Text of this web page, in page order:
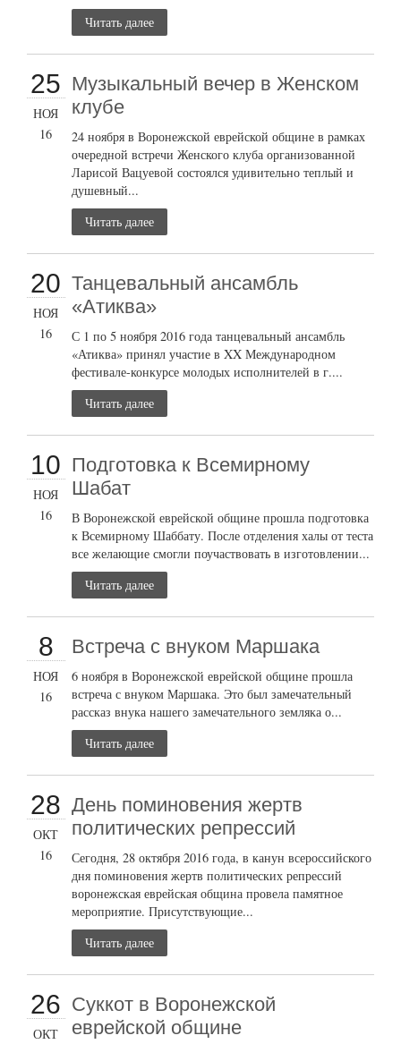
Читать далее
25
НОЯ
16
Музыкальный вечер в Женском
клубе
24 ноября в Воронежской еврейской общине в рамках
очередной встречи Женского клуба организованной
Ларисой Вацуевой состоялся удивительно теплый и
душевный...
Читать далее
20
НОЯ
16
Танцевальный ансамбль
«Атиква»
С 1 по 5 ноября 2016 года танцевальный ансамбль
«Атиква» принял участие в XX Международном
фестивале-конкурсе молодых исполнителей в г....
Читать далее
10
НОЯ
16
Подготовка к Всемирному
Шабат
В Воронежской еврейской общине прошла подготовка
к Всемирному Шаббату. После отделения халы от теста
все желающие смогли поучаствовать в изготовлении...
Читать далее
8
НОЯ
16
Встреча с внуком Маршака
6 ноября в Воронежской еврейской общине прошла
встреча с внуком Маршака. Это был замечательный
рассказ внука нашего замечательного земляка о...
Читать далее
28
ОКТ
16
День поминовения жертв
политических репрессий
Сегодня, 28 октября 2016 года, в канун всероссийского
дня поминовения жертв политических репрессий
воронежская еврейская община провела памятное
мероприятие. Присутствующие...
Читать далее
26
ОКТ
Суккот в Воронежской
еврейской общине